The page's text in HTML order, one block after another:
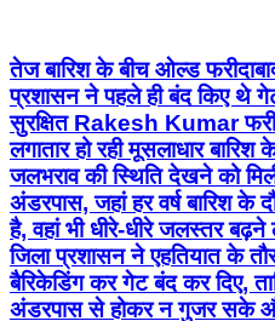
तेज बारिश के बीच ओल्ड
प्रशासन ने पहले ही बंद किए थे
सुरक्षित Rakesh Kumar
लगातार हो रही मूसलाधार
जलभराव की स्थिति देखने को
अंडरपास, जहां हर वर्ष बारिश के
है, वहां भी धीरे-धीरे जलस्तर
जिला प्रशासन ने एहतियात के
बैरिकेडिंग कर गेट बंद कर दिए,
अंडरपास से होकर न गुजर सके